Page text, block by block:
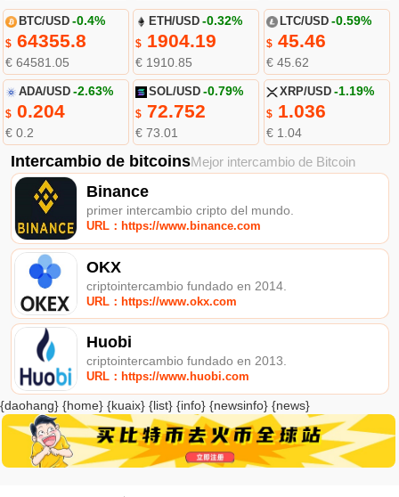
BTC/USD -0.4%
$64355.8
€ 64581.05
ETH/USD -0.32%
$ 1904.19
€ 1910.85
LTC/USD -0.59%
$45.46
€ 45.62
ADA/USD -2.63%
$0.204
€ 0.2
SOL/USD -0.79%
$ 72.752
€ 73.01
XRP/USD -1.19%
$1.036
€ 1.04
Intercambio de bitcoinsMejor intercambio de Bitcoin
Binance
primer intercambio cripto del mundo.
URL：https://www.binance.com
OKX
criptointercambio fundado en 2014.
URL：https://www.okx.com
Huobi
criptointercambio fundado en 2013.
URL：https://www.huobi.com
{daohang} {home} {kuaix} {list} {info} {newsinfo} {news}